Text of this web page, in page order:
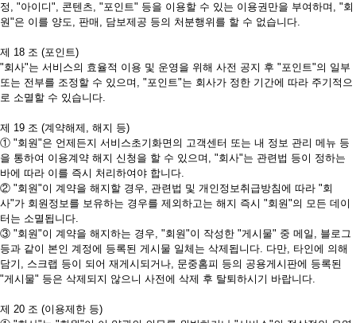
정, "아이디", 콘텐츠, "포인트" 등을 이용할 수 있는 이용권만을 부여하며, "회
원"은 이를 양도, 판매, 담보제공 등의 처분행위를 할 수 없습니다.
제 18 조 (포인트)
"회사"는 서비스의 효율적 이용 및 운영을 위해 사전 공지 후 "포인트"의 일부
또는 전부를 조정할 수 있으며, "포인트"는 회사가 정한 기간에 따라 주기적으
로 소멸할 수 있습니다.
제 19 조 (계약해제, 해지 등)
① "회원"은 언제든지 서비스초기화면의 고객센터 또는 내 정보 관리 메뉴 등
을 통하여 이용계약 해지 신청을 할 수 있으며, "회사"는 관련법 등이 정하는
바에 따라 이를 즉시 처리하여야 합니다.
② "회원"이 계약을 해지할 경우, 관련법 및 개인정보취급방침에 따라 "회
사"가 회원정보를 보유하는 경우를 제외하고는 해지 즉시 "회원"의 모든 데이
터는 소멸됩니다.
③ "회원"이 계약을 해지하는 경우, "회원"이 작성한 "게시물" 중 메일, 블로그
등과 같이 본인 계정에 등록된 게시물 일체는 삭제됩니다. 다만, 타인에 의해
담기, 스크랩 등이 되어 재게시되거나, 문중홈피 등의 공용게시판에 등록된
"게시물" 등은 삭제되지 않으니 사전에 삭제 후 탈퇴하시기 바랍니다.
제 20 조 (이용제한 등)